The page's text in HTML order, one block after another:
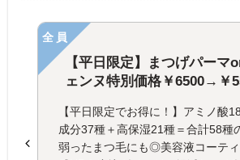
全員
【平日限定】まつげパーマ
ェンヌ特別価格￥6500→￥
【平日限定でお得に！】アミノ酸
成分37種＋高保湿21種＝合計58種
弱ったまつ毛にも◎美容液コーテ